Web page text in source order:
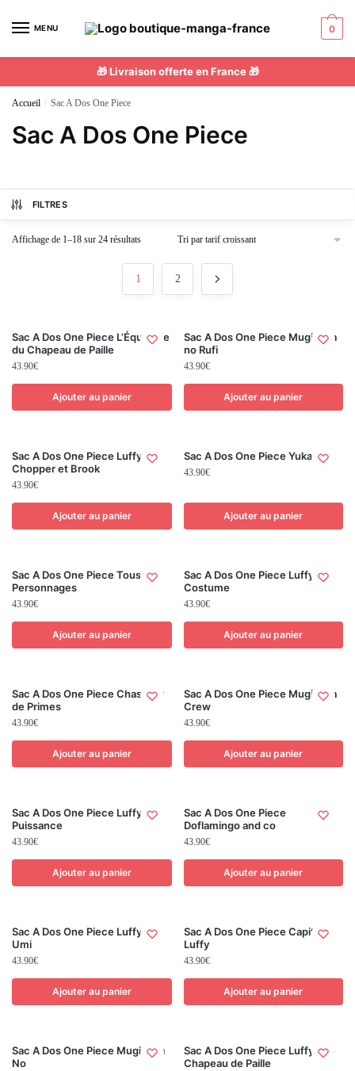
MENU 0
🎁 Livraison offerte en France 🎁
Accueil / Sac A Dos One Piece
Sac A Dos One Piece
FILTRES
Affichage de 1–18 sur 24 résultats
1 2
Sac A Dos One Piece L’Équipage
du Chapeau de Paille
43.90€
Ajouter au panier
Sac A Dos One Piece Mugiwara
no Rufi
43.90€
Ajouter au panier
Sac A Dos One Piece Luffy
Chopper et Brook
43.90€
Ajouter au panier
Sac A Dos One Piece Yukata
43.90€
Ajouter au panier
Sac A Dos One Piece Tous les
Personnages
43.90€
Ajouter au panier
Sac A Dos One Piece Luffy
Costume
43.90€
Ajouter au panier
Sac A Dos One Piece Chasseur
de Primes
43.90€
Ajouter au panier
Sac A Dos One Piece Mugiwara
Crew
43.90€
Ajouter au panier
Sac A Dos One Piece Luffy
Puissance
43.90€
Ajouter au panier
Sac A Dos One Piece
Doflamingo and co
43.90€
Ajouter au panier
Sac A Dos One Piece Luffy-no-
Umi
43.90€
Ajouter au panier
Sac A Dos One Piece Capitaine
Luffy
43.90€
Ajouter au panier
Sac A Dos One Piece Mugiwara
No
Sac A Dos One Piece Luffy au
Chapeau de Paille